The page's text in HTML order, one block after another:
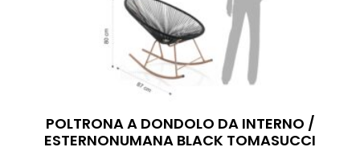
POLTRONA A DONDOLO DA INTERNO /
ESTERNONUMANA BLACK TOMASUCCI